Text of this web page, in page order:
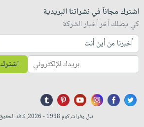
اشترك مجاناً في نشراتنا البريدية
كي يصلك آخر أخبار الشركة
اشترك
نيل وفرات.كوم 1998 - 2026. كافة الحقوق محفوظة ©